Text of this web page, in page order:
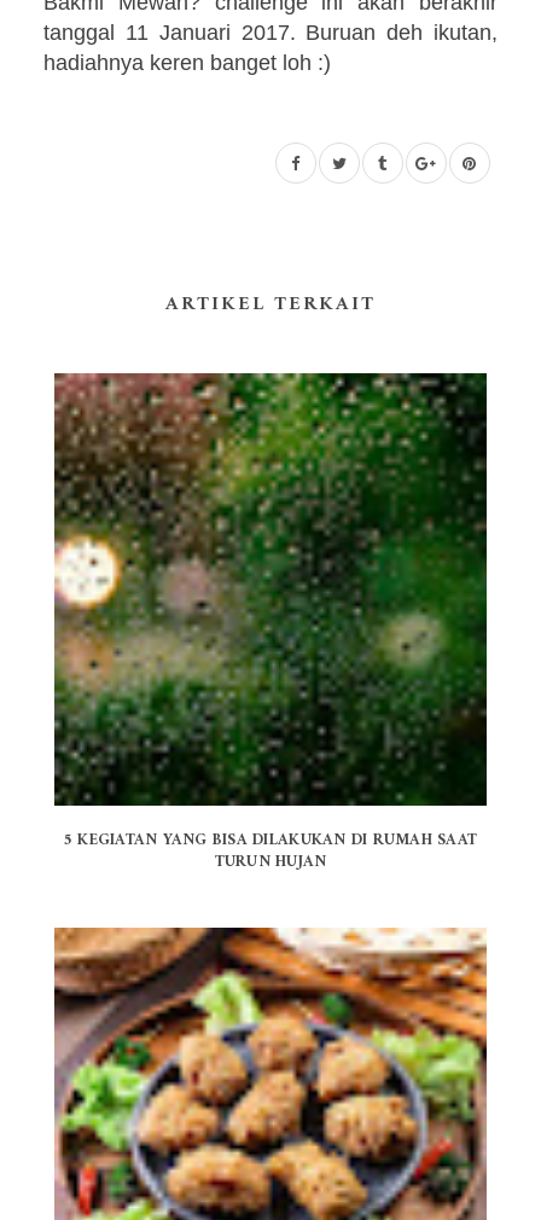
tanggal 11 Januari 2017. Buruan deh ikutan,
hadiahnya keren banget loh :)
ARTIKEL TERKAIT
5 KEGIATAN YANG BISA DILAKUKAN DI RUMAH SAAT
TURUN HUJAN